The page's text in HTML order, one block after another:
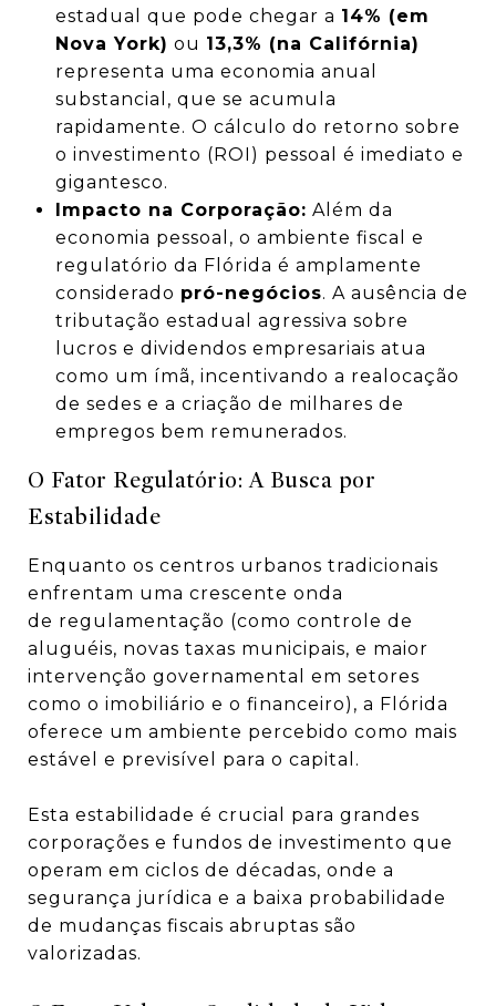
estadual que pode chegar a 14% (em
Nova York) ou 13,3% (na Califórnia)
representa uma economia anual
substancial, que se acumula
rapidamente. O cálculo do retorno sobre
o investimento (ROI) pessoal é imediato e
gigantesco.
Impacto na Corporação: Além da
economia pessoal, o ambiente fiscal e
regulatório da Flórida é amplamente
considerado pró-negócios. A ausência de
tributação estadual agressiva sobre
lucros e dividendos empresariais atua
como um ímã, incentivando a realocação
de sedes e a criação de milhares de
empregos bem remunerados.
O Fator Regulatório: A Busca por
Estabilidade
Enquanto os centros urbanos tradicionais
enfrentam uma crescente onda
de regulamentação (como controle de
aluguéis, novas taxas municipais, e maior
intervenção governamental em setores
como o imobiliário e o financeiro), a Flórida
oferece um ambiente percebido como mais
estável e previsível para o capital.
Esta estabilidade é crucial para grandes
corporações e fundos de investimento que
operam em ciclos de décadas, onde a
segurança jurídica e a baixa probabilidade
de mudanças fiscais abruptas são
valorizadas.